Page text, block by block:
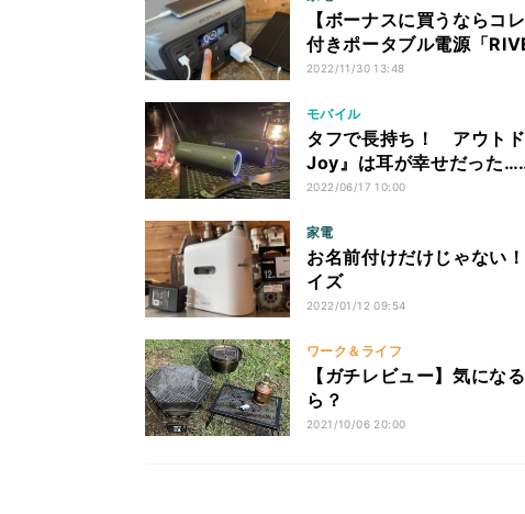
【ボーナスに買うなら
付きポータブル電源「
2022/11/30 13:48
モバイル
タフで長持ち！ アウト
Joy』は耳が幸せだった
2022/06/17 10:00
家電
お名前付けだけじゃない
イズ
2022/01/12 09:54
ワーク＆ライフ
【ガチレビュー】気にな
ら？
2021/10/06 20:00